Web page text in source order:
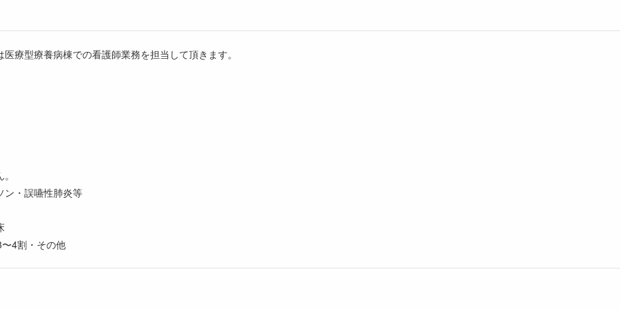
療型療養病棟での看護師業務を担当して頂きます。
ン・誤嚥性肺炎等
4割・その他